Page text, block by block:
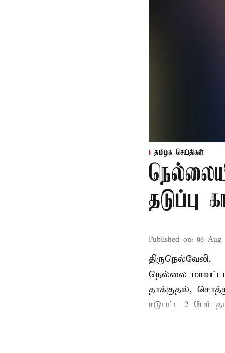
தமிழக செய்திகள்
தடுப்பு
Published on: 06 Aug
திருநெல்வேலி,
நெல்லை
தாக்குதல்,
ஈடுபட்ட 2 பேர்